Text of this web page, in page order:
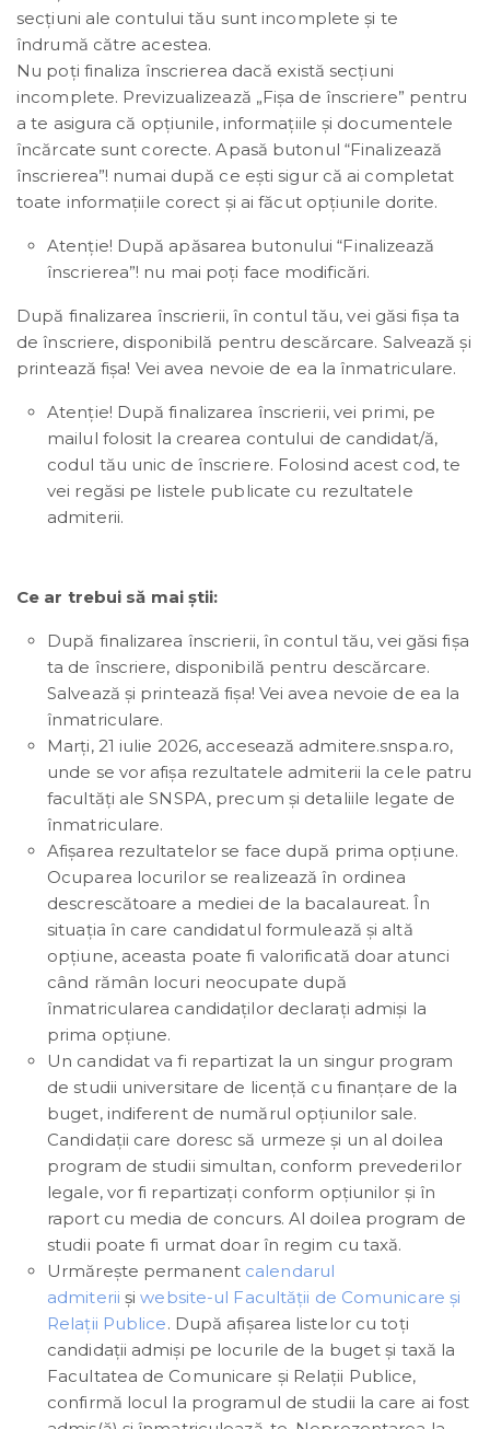
secțiuni ale contului tău sunt incomplete și te
îndrumă către acestea.
Nu poți finaliza înscrierea dacă există secțiuni
incomplete. Previzualizează „Fișa de înscriere” pentru
a te asigura că opțiunile, informațiile și documentele
încărcate sunt corecte. Apasă butonul “Finalizează
înscrierea”! numai după ce ești sigur că ai completat
toate informațiile corect și ai făcut opțiunile dorite.
Atenție! După apăsarea butonului “Finalizează
înscrierea”! nu mai poți face modificări.
După finalizarea înscrierii, în contul tău, vei găsi fișa ta
de înscriere, disponibilă pentru descărcare. Salvează și
printează fișa! Vei avea nevoie de ea la înmatriculare.
Atenție! După finalizarea înscrierii, vei primi, pe
mailul folosit la crearea contului de candidat/ă,
codul tău unic de înscriere. Folosind acest cod, te
vei regăsi pe listele publicate cu rezultatele
admiterii.
Ce ar trebui să mai știi:
După finalizarea înscrierii, în contul tău, vei găsi fișa
ta de înscriere, disponibilă pentru descărcare.
Salvează și printează fișa! Vei avea nevoie de ea la
înmatriculare.
Marți, 21 iulie 2026, accesează admitere.snspa.ro,
unde se vor afișa rezultatele admiterii la cele patru
facultăți ale SNSPA, precum și detaliile legate de
înmatriculare.
Afișarea rezultatelor se face după prima opțiune.
Ocuparea locurilor se realizează în ordinea
descrescătoare a mediei de la bacalaureat. În
situaţia în care candidatul formulează şi altă
opţiune, aceasta poate fi valorificată doar atunci
când rămân locuri neocupate după
înmatricularea candidaţilor declaraţi admişi la
prima opțiune.
Un candidat va fi repartizat la un singur program
de studii universitare de licență cu finanțare de la
buget, indiferent de numărul opțiunilor sale.
Candidații care doresc să urmeze și un al doilea
program de studii simultan, conform prevederilor
legale, vor fi repartizați conform opțiunilor și în
raport cu media de concurs. Al doilea program de
studii poate fi urmat doar în regim cu taxă.
Urmărește permanent calendarul
admiterii șiwebsite-ul Facultății de Comunicare și
Relații Publice. După afișarea listelor cu toți
candidații admiși pe locurile de la buget și taxă la
Facultatea de Comunicare și Relații Publice,
confirmă locul la programul de studii la care ai fost